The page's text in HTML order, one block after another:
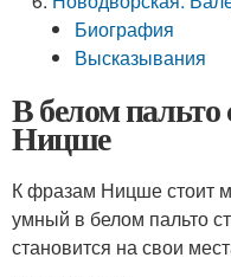
Биография
Высказывания
В белом
Ницше
К фразам Ницше стоит
умный в белом пальто
становится на свои